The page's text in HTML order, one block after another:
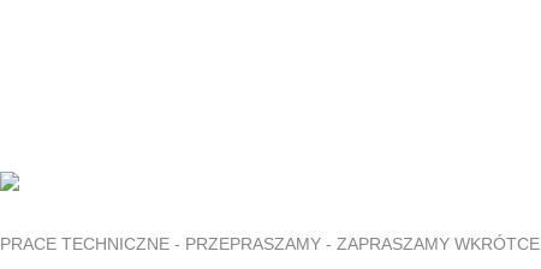
PRACE TECHNICZNE - PRZEPRASZAMY - ZAPRASZAMY WKRÓTCE